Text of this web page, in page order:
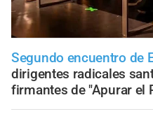
Segundo encuentro de
dirigentes radicales
firmantes de "Apurar el